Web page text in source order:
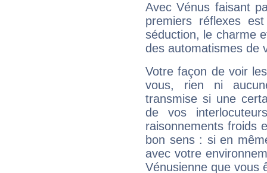
Avec Vénus faisant
premiers réflexes
séduction, le charme
des automatismes de
Votre façon de voir
vous, rien ni
transmise si une
de vos
raisonnements froids
bon sens : si en
avec votre
Vénusienne que vous